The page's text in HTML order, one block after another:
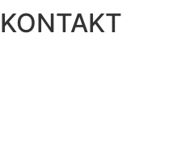
KONTAKT